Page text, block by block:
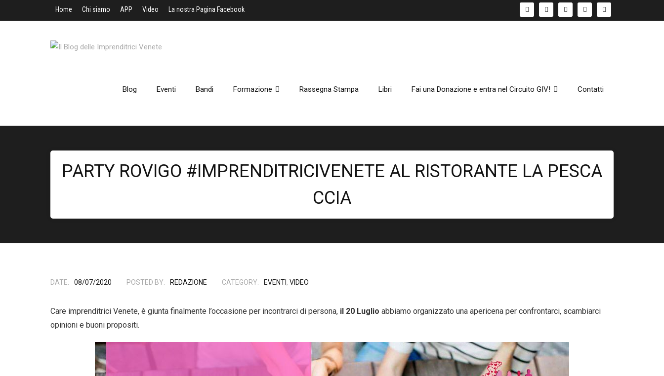
Home Chi siamo APP Video La nostra Pagina Facebook
Blog Eventi Bandi Formazione Rassegna Stampa Libri Fai una Donazione e entra nel Circuito GIV! Contatti
PARTY ROVIGO #IMPRENDITRICIVENETE AL RISTORANTE LA PESCA
CCIA
DATE: 08/07/2020 POSTED BY: REDAZIONE CATEGORY: EVENTI , VIDEO
Care imprenditrici Venete, è giunta finalmente l’occasione per incontrarci di persona, il 20 Luglio abbiamo organizzato una apericena per confrontarci, scambiarci
opinioni e buoni propositi.